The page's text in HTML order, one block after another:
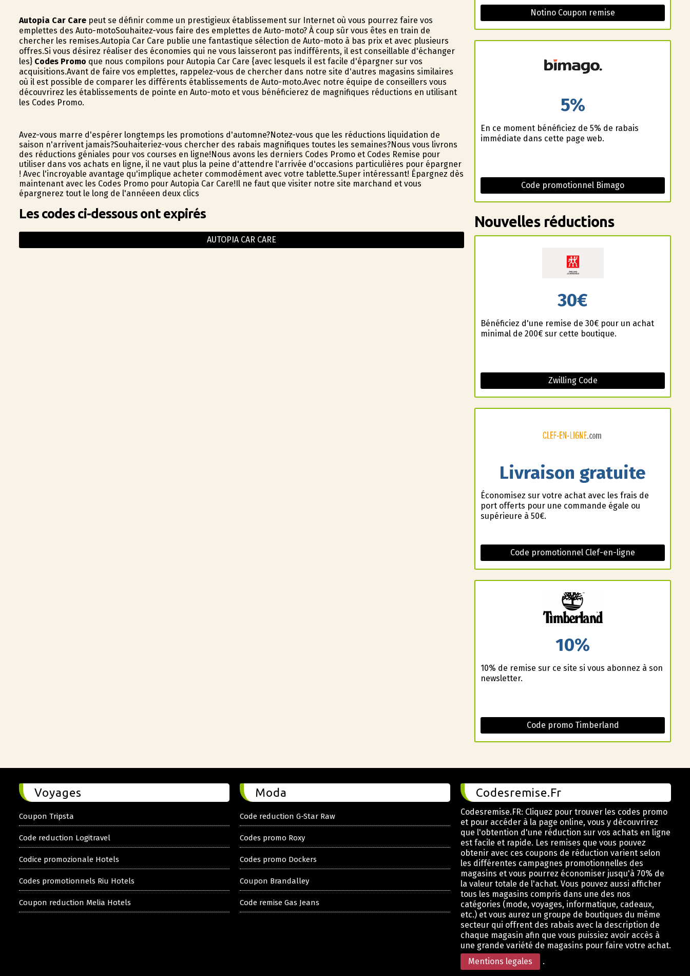
Autopia Car Carepeut se définir comme un prestigieux établissement sur Internet où vous pourrez faire vos
emplettes des Auto-motoSouhaitez-vous faire des emplettes de Auto-moto? À coup sûr vous êtes en train de
chercher les remises.Autopia Car Care publie une fantastique sélection de Auto-moto à bas prix et avec plusieurs
offres.Si vous désirez réaliser des économies qui ne vous laisseront pas indifférents, il est conseillable d'échanger
les} Codes Promo que nous compilons pour Autopia Car Care {avec lesquels il est facile d'épargner sur vos
acquisitions.Avant de faire vos emplettes, rappelez-vous de chercher dans notre site d'autres magasins similaires
où il est possible de comparer les différents établissements de Auto-moto.Avec notre équipe de conseillers vous
découvrirez les établissements de pointe en Auto-moto et vous bénéficierez de magnifiques réductions en utilisant
les Codes Promo.
Avez-vous marre d'espérer longtemps les promotions d'automne?Notez-vous que les réductions liquidation de
saison n'arrivent jamais?Souhaiteriez-vous chercher des rabais magnifiques toutes les semaines?Nous vous livrons
des réductions géniales pour vos courses en ligne!Nous avons les derniers Codes Promo et Codes Remise pour
utiliser dans vos achats en ligne, il ne vaut plus la peine d'attendre l'arrivée d'occasions particulières pour épargner
! Avec l'incroyable avantage qu'implique acheter commodément avec votre tablette.Super intéressant! Épargnez dès
maintenant avec les Codes Promo pour Autopia Car Care!Il ne faut que visiter notre site marchand et vous
épargnerez tout le long de l'annéeen deux clics
Les codes ci-dessous ont expirés
AUTOPIA CAR CARE
Notino Coupon remise
5%
En ce moment bénéficiez de 5% de rabais
immédiate dans cette page web.
Code promotionnel Bimago
Nouvelles réductions
30€
Bénéficiez d'une remise de 30€ pour un achat
minimal de 200€ sur cette boutique.
Zwilling Code
Livraison gratuite
Économisez sur votre achat avec les frais de
port offerts pour une commande égale ou
supérieure à 50€.
Code promotionnel Clef-en-ligne
10%
10% de remise sur ce site si vous abonnez à son
newsletter.
Code promo Timberland
Voyages
Coupon Tripsta
Code reduction Logitravel
Codice promozionale Hotels
Codes promotionnels Riu Hotels
Coupon reduction Melia Hotels
Moda
Code reduction G-Star Raw
Codes promo Roxy
Codes promo Dockers
Coupon Brandalley
Code remise Gas Jeans
Codesremise.Fr
Codesremise.FR: Cliquez pour trouver les codes promo
et pour accéder à la page online, vous y découvrirez
que l'obtention d'une réduction sur vos achats en ligne
est facile et rapide. Les remises que vous pouvez
obtenir avec ces coupons de réduction varient selon
les différentes campagnes promotionnelles des
magasins et vous pourrez économiser jusqu'à 70% de
la valeur totale de l'achat. Vous pouvez aussi afficher
tous les magasins compris dans une des nos
catégories (mode, voyages, informatique, cadeaux,
etc.) et vous aurez un groupe de boutiques du même
secteur qui offrent des rabais avec la description de
chaque magasin afin que vous puissiez avoir accès à
une grande variété de magasins pour faire votre achat.
Mentions legales
.